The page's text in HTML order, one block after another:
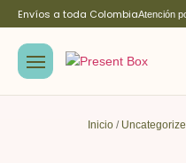
Envíos a toda ColombiaAtención
Inicio/